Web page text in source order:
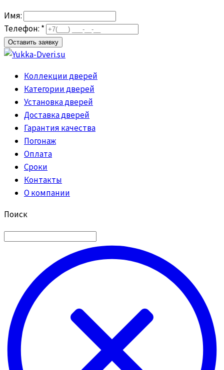
Имя:
Телефон: *
Коллекции дверей
Категории дверей
Установка дверей
Доставка дверей
Гарантия качества
Погонаж
Оплата
Сроки
Контакты
О компании
Поиск